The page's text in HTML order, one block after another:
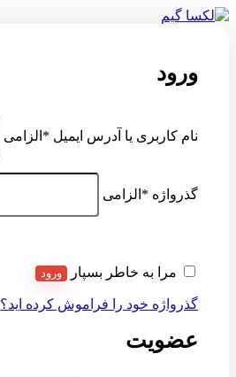
ورود
نام کاربری یا آدرس ایمیل * الزامی
گذرواژه * الزامی
مرا به خاطر بسپار ورود
گذرواژه خود را فراموش کرده اید؟
عضویت